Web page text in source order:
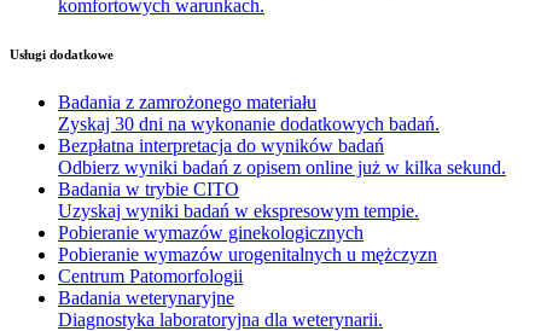
komfortowych warunkach.
Usługi dodatkowe
Badania z zamrożonego materiału
Zyskaj 30 dni na wykonanie dodatkowych badań.
Bezpłatna interpretacja do wyników badań
Odbierz wyniki badań z opisem online już w kilka sekund.
Badania w trybie CITO
Uzyskaj wyniki badań w ekspresowym tempie.
Pobieranie wymazów ginekologicznych
Pobieranie wymazów urogenitalnych u mężczyzn
Centrum Patomorfologii
Badania weterynaryjne
Diagnostyka laboratoryjna dla weterynarii.